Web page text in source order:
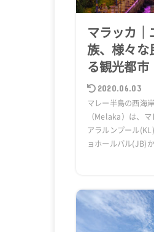
マラッカ
族、様々な
る観光都市
2020.06.03
マレー半島の西海
（Melaka）は、
アラルンプール
ョホールバル(JB)